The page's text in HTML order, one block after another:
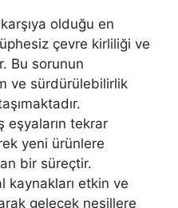
olduğu en
çevre kirliliği ve
Bu sorunun
ve sürdürülebilirlik
eşyaların tekrar
yeni ürünlere
bir süreçtir.
kaynakları etkin ve
gelecek nesillere